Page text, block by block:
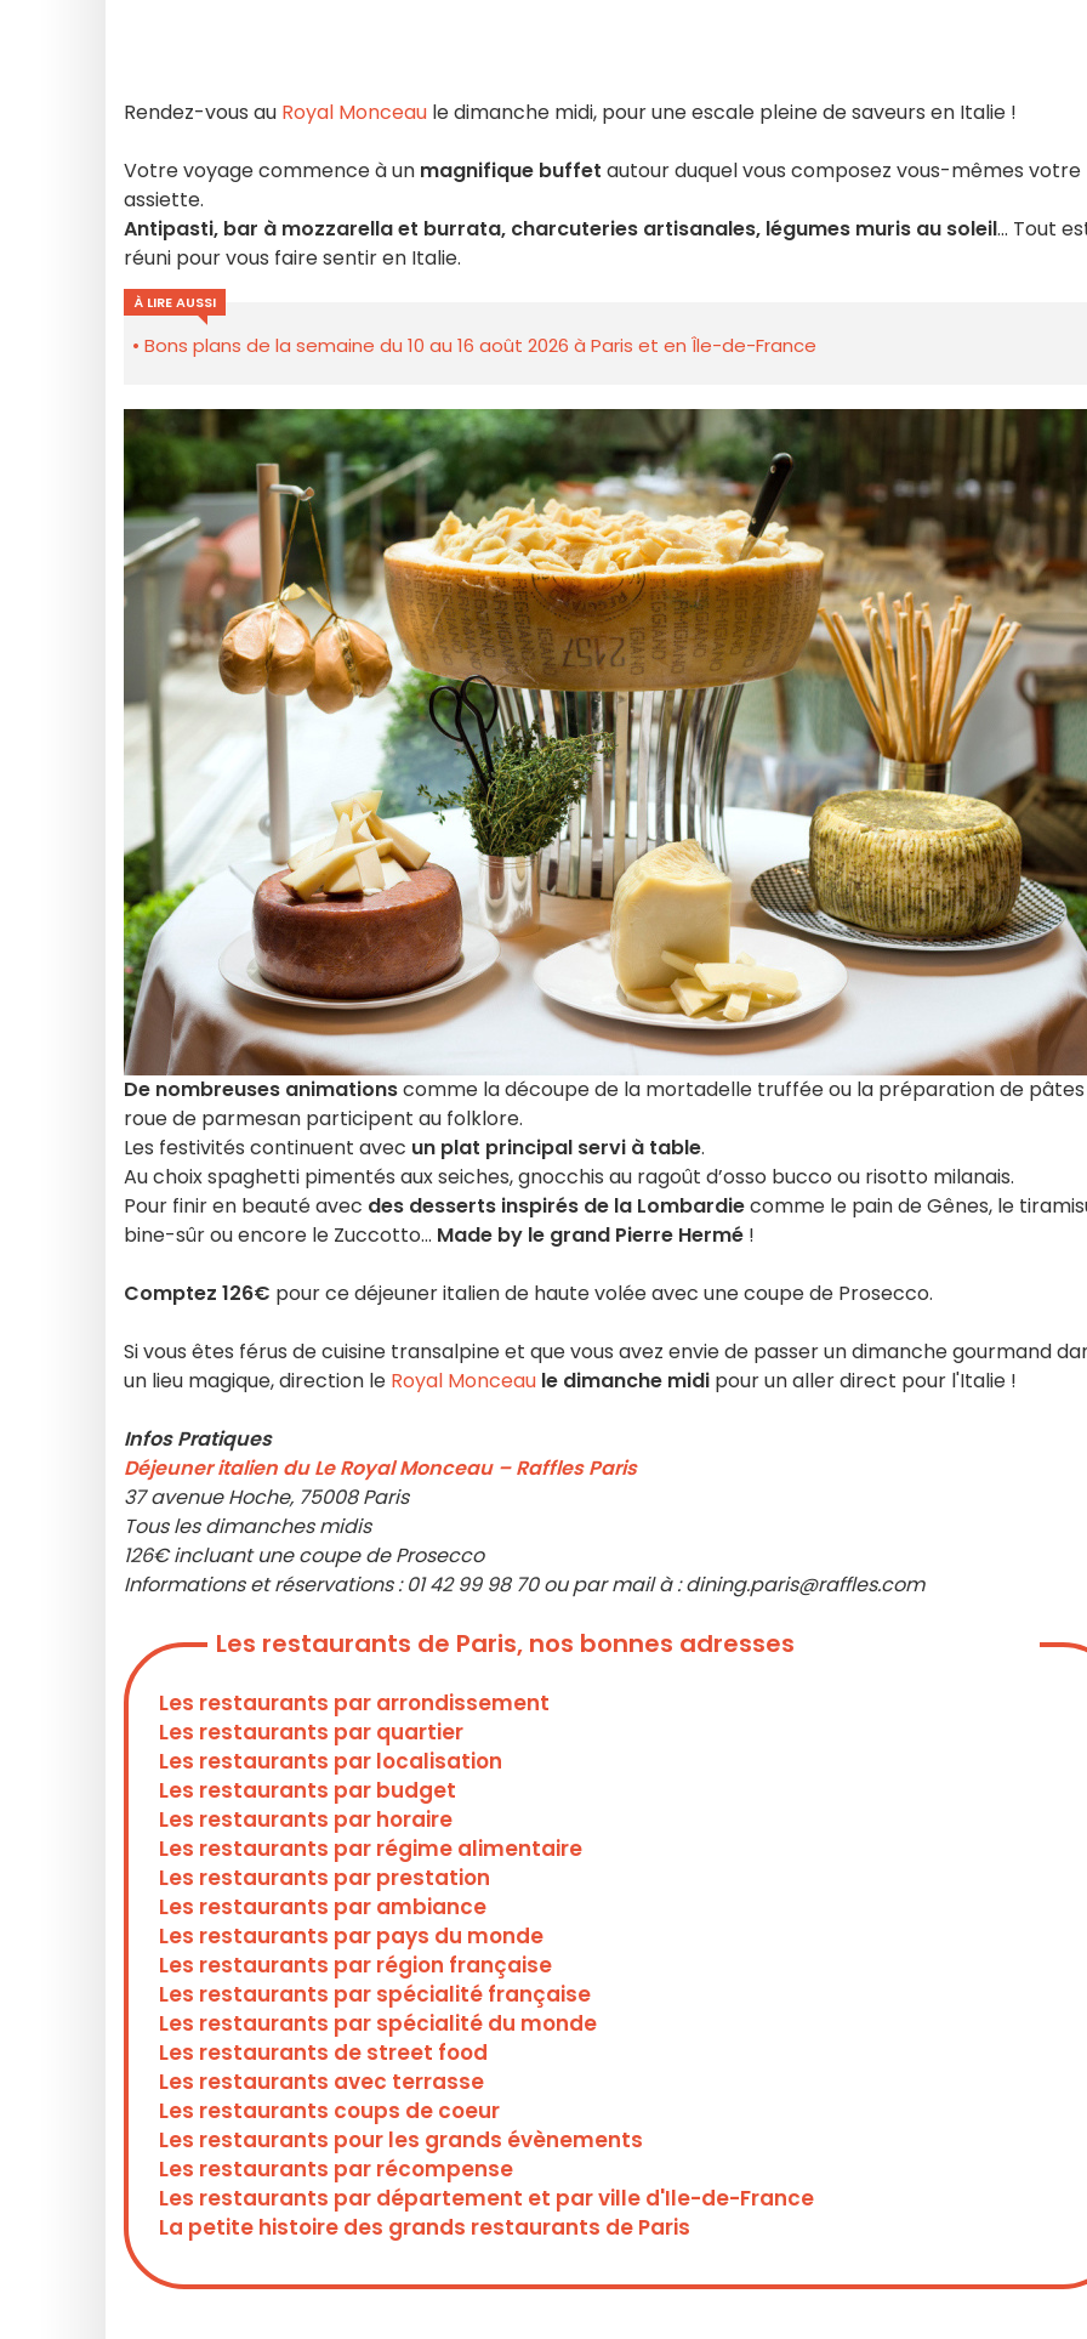
Rendez-vous au Royal Monceau le dimanche midi, pour une escale pleine de saveurs en Italie !
Votre voyage commence à un magnifique buffet autour duquel vous composez vous-mêmes votre
assiette.
Antipasti, bar à mozzarella et burrata, charcuteries artisanales, légumes muris au soleil... Tout
réuni pour vous faire sentir en Italie.
À LIRE AUSSI
Bons plans de la semaine du 10 au 16 août 2026 à Paris et en Île-de-France
De nombreuses animationscomme la découpe de la mortadelle truffée ou la préparation de
roue de parmesan participent au folklore.
Les festivités continuent avec un plat principal servi à table.
Au choix spaghetti pimentés aux seiches, gnocchis au ragoût d’osso bucco ou risotto milanais.
Pour finir en beauté avec des desserts inspirés de la Lombardiecomme le pain de Gênes, le
bine-sûr ou encore le Zuccotto... Made by le grand Pierre Hermé !
Comptez 126€ pour ce déjeuner italien de haute volée avec une coupe de Prosecco.
Si vous êtes férus de cuisine transalpine et que vous avez envie de passer un dimanche gourmand
un lieu magique, direction le Royal Monceau le dimanche midi pour un aller direct pour l'Italie !
Infos Pratiques
Déjeuner italien du Le Royal Monceau – Raffles Paris
37 avenue Hoche, 75008 Paris
Tous les dimanches midis
126€ incluant une coupe de Prosecco
Informations et réservations : 01 42 99 98 70 ou par mail à : dining.paris@raffles.com
Les restaurants de Paris, nos bonnes adresses
Les restaurants par arrondissement
Les restaurants par quartier
Les restaurants par localisation
Les restaurants par budget
Les restaurants par horaire
Les restaurants par régime alimentaire
Les restaurants par prestation
Les restaurants par ambiance
Les restaurants par pays du monde
Les restaurants par région française
Les restaurants par spécialité française
Les restaurants par spécialité du monde
Les restaurants de street food
Les restaurants avec terrasse
Les restaurants coups de coeur
Les restaurants pour les grands évènements
Les restaurants par récompense
Les restaurants par département et par ville d'Ile-de-France
La petite histoire des grands restaurants de Paris